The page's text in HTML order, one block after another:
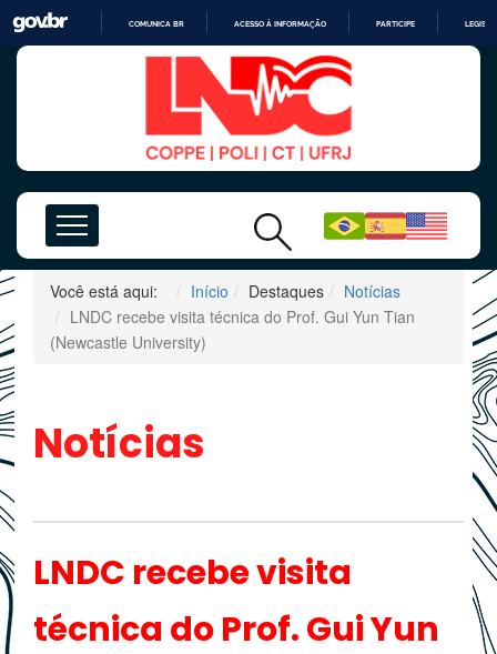
IR
PARA
O
CONTEÚDO
COMUNICA BR ACESSO À INFORMAÇÃO PARTICIPE
Você está aqui: Início Destaques
Notícias
LNDC recebe visita técnica do Prof. Gui Yun Tian
(Newcastle University)
Notícias
LNDC recebe visita
técnica do Prof. Gui Yun